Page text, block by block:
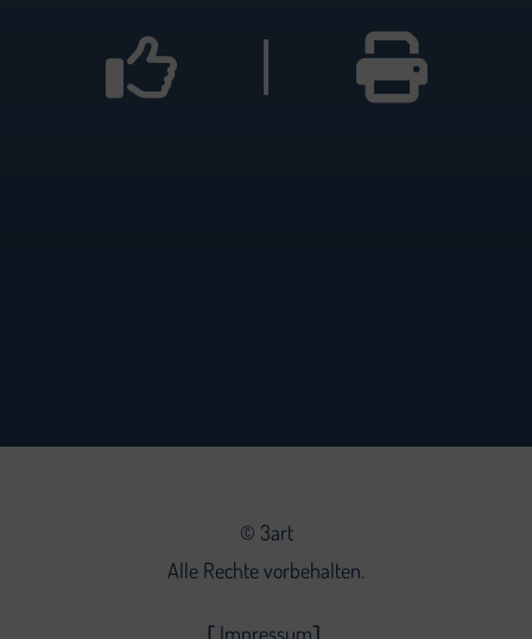
|
© 3art
Alle Rechte vorbehalten.
Impressum